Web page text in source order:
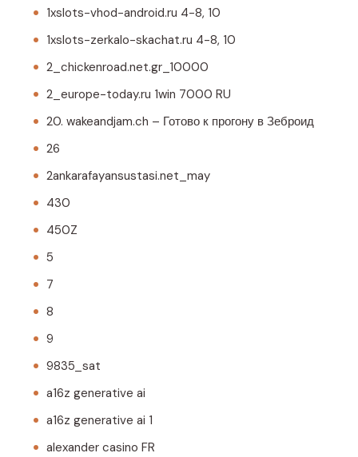
1xslots-vhod-android.ru 4-8, 10
1xslots-zerkalo-skachat.ru 4-8, 10
2_chickenroad.net.gr_10000
2_europe-today.ru 1win 7000 RU
20. wakeandjam.ch – Готово к прогону в Зеброид
26
2ankarafayansustasi.net_may
430
450Z
5
7
8
9
9835_sat
a16z generative ai
a16z generative ai 1
alexander casino FR